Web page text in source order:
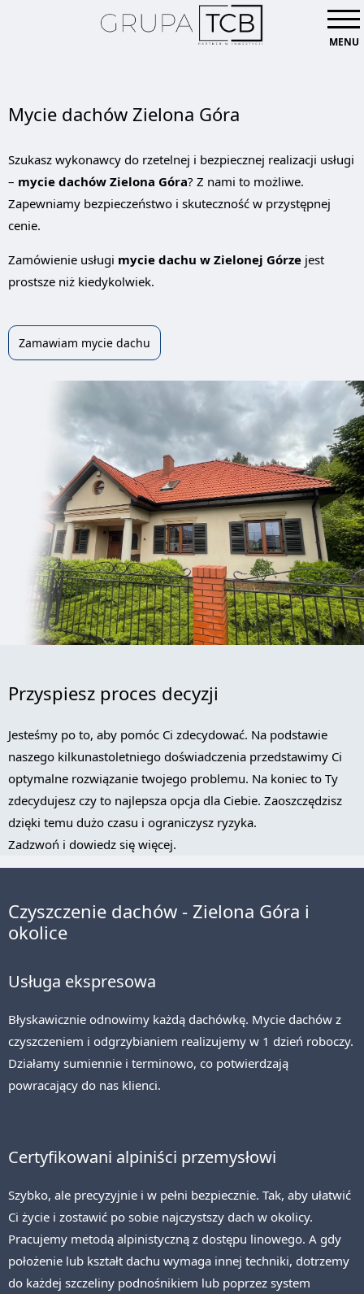
MENU
Mycie dachów Zielona Góra
Szukasz wykonawcy do rzetelnej i bezpiecznej realizacji usługi
– mycie dachów Zielona Góra? Z nami to możliwe.
Zapewniamy bezpieczeństwo i skuteczność w przystępnej
cenie.
Zamówienie usługi mycie dachu w Zielonej Górze jest
prostsze niż kiedykolwiek.
Zamawiam mycie dachu
Przyspiesz proces decyzji
Jesteśmy po to, aby pomóc Ci zdecydować. Na podstawie
naszego kilkunastoletniego doświadczenia przedstawimy Ci
optymalne rozwiązanie twojego problemu. Na koniec to Ty
zdecydujesz czy to najlepsza opcja dla Ciebie. Zaoszczędzisz
dzięki temu dużo czasu i ograniczysz ryzyka.
Zadzwoń i dowiedz się więcej.
Czyszczenie dachów - Zielona Góra i
okolice
Usługa ekspresowa
Błyskawicznie odnowimy każdą dachówkę. Mycie dachów z
czyszczeniem i odgrzybianiem realizujemy w 1 dzień roboczy.
Działamy sumiennie i terminowo, co potwierdzają
powracający do nas klienci.
Certyfikowani alpiniści przemysłowi
Szybko, ale precyzyjnie i w pełni bezpiecznie. Tak, aby ułatwić
Ci życie i zostawić po sobie najczystszy dach w okolicy.
Pracujemy metodą alpinistyczną z dostępu linowego. A gdy
położenie lub kształt dachu wymaga innej techniki, dotrzemy
do każdej szczeliny podnośnikiem lub poprzez system